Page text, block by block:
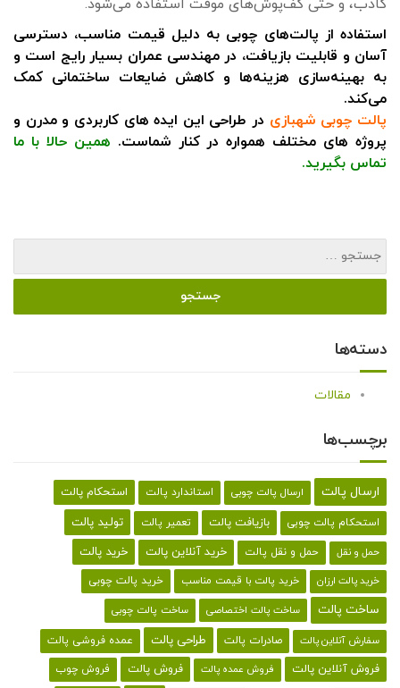
کاذب، و حتی کف‌پوش‌های موقت استفاده می‌شود.
استفاده از پالت‌های چوبی به دلیل قیمت مناسب، دسترسی
آسان و قابلیت بازیافت، در مهندسی عمران بسیار رایج است و
به بهینه‌سازی هزینه‌ها و کاهش ضایعات ساختمانی کمک
می‌کند.
پالت چوبی شهبازی در طراحی این ایده های کاربردی و مدرن و
پروژه های مختلف همواره در کنار شماست. همین حالا با ما
تماس بگیرید.
دسته‌ها
مقالات
برچسب‌ها
ارسال پالت ارسال پالت چوبی استاندارد پالت استحکام پالت
استحکام پالت چوبی بازیافت پالت تعمیر پالت تولید پالت
حمل و نقل حمل و نقل پالت خرید آنلاین پالت خرید پالت
خرید پالت ارزان خرید پالت با قیمت مناسب خرید پالت چوبی
ساخت پالت ساخت پالت اختصاصی ساخت پالت چوبی
سفارش آنلاین پالت صادرات پالت طراحی پالت عمده فروشی پالت
فروش آنلاین پالت فروش عمده پالت فروش پالت فروش چوب